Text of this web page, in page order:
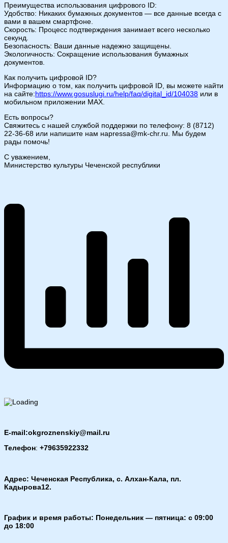
Преимущества использования цифрового ID:
Удобство: Никаких бумажных документов — все данные всегда с
вами в вашем смартфоне.
Скорость: Процесс подтверждения занимает всего несколько
секунд.
Безопасность: Ваши данные надежно защищены.
Экологичность: Сокращение использования бумажных
документов.
Как получить цифровой ID?
Информацию о том, как получить цифровой ID, вы можете найти
на сайте:https://www.gosuslugi.ru/help/faq/digital_id/104038 или в
мобильном приложении MAX.
Есть вопросы?
Свяжитесь с нашей службой поддержки по телефону: 8 (8712)
22-36-68 или напишите нам наpressa@mk-chr.ru. Мы будем
рады помочь!
С уважением,
Министерство культуры Чеченской республики
E-mail:okgroznenskiy@mail.ru
Телефон: +79635922332
Адрес: Чеченская Республика, с. Алхан-Кала, пл.
Кадырова12.
График и время работы: Понедельник — пятница: с 09:00
до 18:00